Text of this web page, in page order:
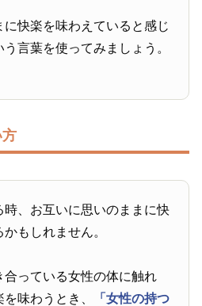
快楽を味わえていると感じ
う言葉を使ってみましょう。
方
時、お互いに思いのままに快
もしれません。
っている女性の体に触れ
味わうとき、
「女性の持つ